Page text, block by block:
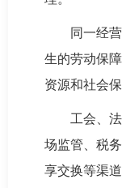
同一经
生的劳动保
资源和社会
工会、
场监管、税
享交换等渠道